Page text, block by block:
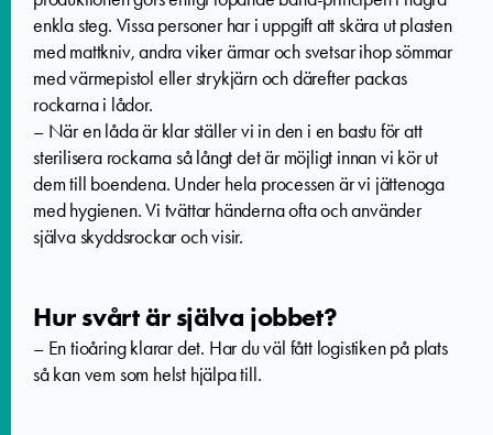
enkla steg. Vissa personer har i uppgift att skära ut plasten
med mattkniv, andra viker ärmar och svetsar ihop sömmar
med värmepistol eller strykjärn och därefter packas
rockarna i lådor.
–När en låda är klar ställer vi in den i en bastu för att
sterilisera rockarna så långt det är möjligt innan vi kör ut
dem till boendena. Under hela processen är vi jättenoga
med hygienen. Vi tvättar händerna ofta och använder
själva skyddsrockar och visir.
Hur svårt är själva jobbet?
– En tioåring klarar det. Har du väl fått logistiken på plats
så kan vem som helst hjälpa till.